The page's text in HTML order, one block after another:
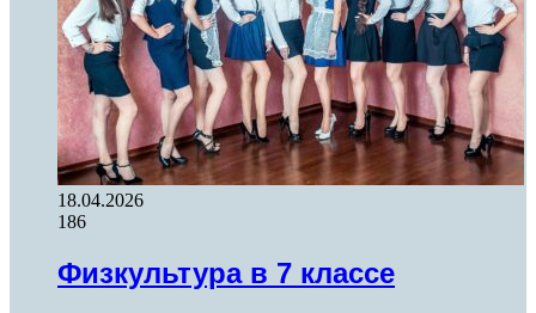
18.04.2026
186
Физкультура в 7 классе